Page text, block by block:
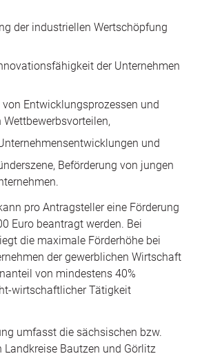
der industriellen Wertschöpfung
der Unternehmen
Entwicklungsprozessen und
Wettbewerbsvorteilen,
und
Beförderung von jungen
pro Antragsteller eine Förderung
Euro beantragt werden. Bei
die maximale Förderhöhe bei
der gewerblichen Wirtschaft
von mindestens 40%
wirtschaftlicher Tätigkeit
umfasst die sächsischen bzw.
Landkreise Bautzen und Görlitz